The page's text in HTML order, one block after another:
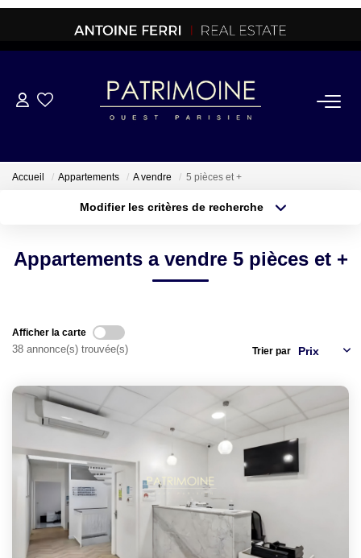
ACHETER
OFF MARKET
BRETAGNE
NOTRE AGENCE
Notre Agence
Notre Équipe
Actualités
EN
Accueil Appartements A vendre 5 pièces et +
Modifier les critères de recherche
Sélectionnez...
Type de bien
Créer une alerte
Appartements a vendre 5 pièces et +
Afficher la carte
38 annonce(s) trouvée(s) Trier par